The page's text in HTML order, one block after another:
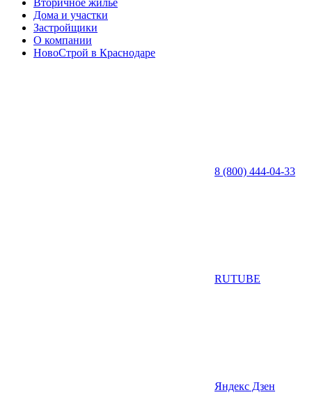
Вторичное жилье
Дома и участки
Застройщики
О компании
НовоСтрой в Краснодаре
8 (800) 444-04-33
RUTUBE
Яндекс Дзен